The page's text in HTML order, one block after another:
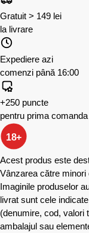
Gratuit > 149 lei
la livrare
Expediere azi
comenzi până 16:00
+250 puncte
pentru prima comanda
18+
Acest produs este
Vânzarea către
Imaginile produselor
livrat sunt cele
(denumire, cod, valori
ambalajul sau